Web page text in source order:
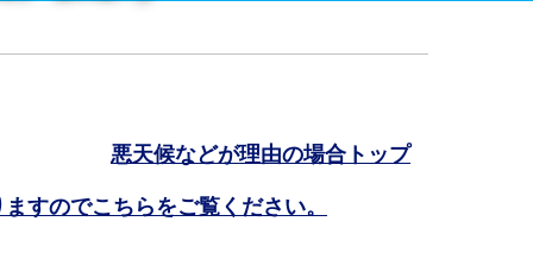
悪天候などが理由の場合トップ
すのでこちらをご覧ください。